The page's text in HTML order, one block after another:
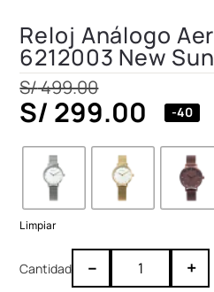
Reloj Análogo
6212003 New
S/499.00
S/ 299.00 -40
Limpiar
– +